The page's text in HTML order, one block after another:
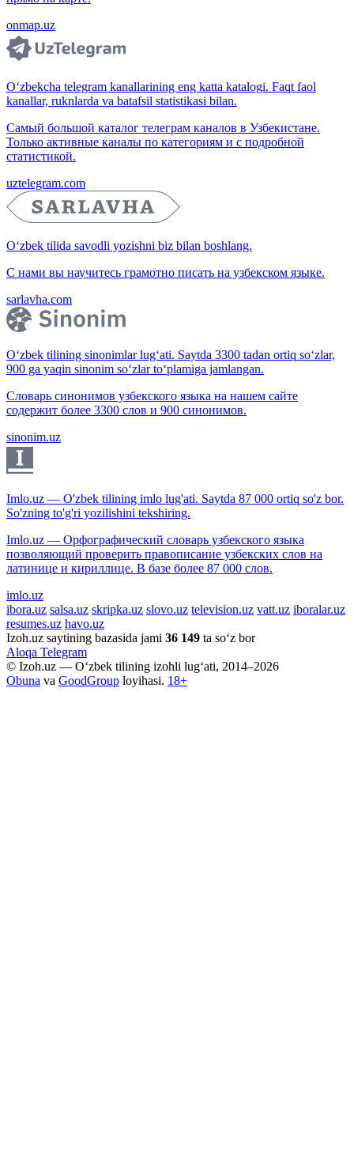
onmap.uz
O‘zbekcha telegram kanallarining eng katta katalogi. Faqt faol
kanallar, ruknlarda va batafsil statistikasi bilan.
Самый большой каталог телеграм каналов в Узбекистане.
Только активные каналы по категориям и с подробной
статистикой.
uztelegram.com
O‘zbek tilida savodli yozishni biz bilan boshlang.
С нами вы научитесь грамотно писать на узбекском языке.
sarlavha.com
O‘zbek tilining sinonimlar lug‘ati. Saytda 3300 tadan ortiq so‘zlar,
900 ga yaqin sinonim so‘zlar to‘plamiga jamlangan.
Словарь синонимов узбекского языка на нашем сайте
содержит более 3300 слов и 900 синонимов.
sinonim.uz
Imlo.uz — O'zbek tilining imlo lug'ati. Saytda 87 000 ortiq so'z bor.
So'zning to'g'ri yozilishini tekshiring.
Imlo.uz — Орфографический словарь узбекского языка
позволяющий проверить правописание узбекских слов на
латинице и кириллице. В базе более 87 000 слов.
imlo.uz
ibora.uz salsa.uz skripka.uz slovo.uz television.uz vatt.uz iboralar.uz
resumes.uz havo.uz
Izoh.uz saytining bazasida jami 36 149 ta so‘z bor
Aloqa Telegram
© Izoh.uz — O‘zbek tilining izohli lug‘ati, 2014–2026
Obuna va GoodGroup loyihasi. 18+